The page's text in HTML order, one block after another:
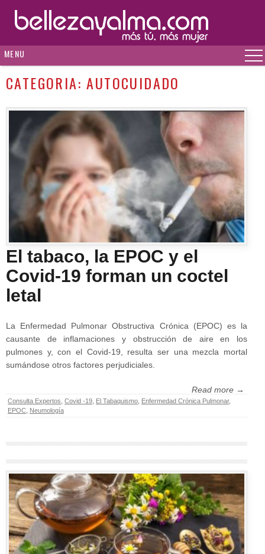
MENU
CATEGORIA:AUTOCUIDADO
El tabaco, la EPOC y el
Covid-19 forman un coctel
letal
La Enfermedad Pulmonar Obstructiva Crónica (EPOC) es la
causante de inflamaciones y obstrucción de aire en los
pulmones y, con el Covid-19, resulta ser una mezcla mortal
sumándose otros factores perjudiciales.
Read more →
Consulta Expertos Covid -19 El Tabaquismo Enfermedad Crónica Pulmonar,
EPOC Neumología